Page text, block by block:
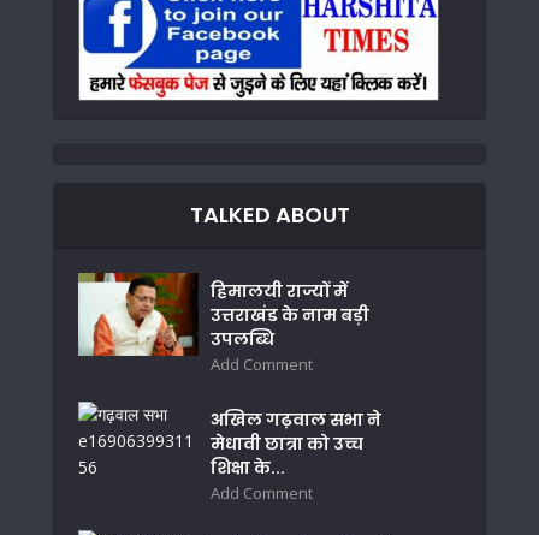
TALKED ABOUT
हिमालयी राज्यों में
उत्तराखंड के नाम बड़ी
उपलब्धि
Add Comment
अखिल गढ़वाल सभा ने
मेधावी छात्रा को उच्च
शिक्षा के...
Add Comment